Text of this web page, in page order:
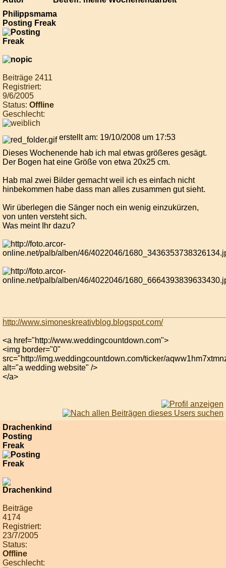
Philippsmama
Posting Freak
Beiträge 2411
Registriert:
9/6/2005
Status: Offline
Geschlecht:
erstellt am: 19/10/2008 um 17:53
Dieses Wochenende hab ich mal etwas größeres gesägt.
Der Bogen hat eine Größe von etwa 20x25 cm.
Hab mal zwei Bilder gemacht weil ich es einfach nicht
hinbekommen habe dass man alles zusammen gut sieht.
Wir überlegen die Sänger noch ein wenig einzukürzen,
von unten versteht sich.
Was meint Ihr dazu?
http://www.simoneskreativblog.blogspot.com/
<a href="http://www.weddingcountdown.com">
<img border="0"
src="http://img.weddingcountdown.com/ticker/
alt="a wedding website" />
</a>
Drachenkind
Posting
Freak
Beiträge
4174
Registriert:
23/7/2005
Status:
Offline
Geschlecht: